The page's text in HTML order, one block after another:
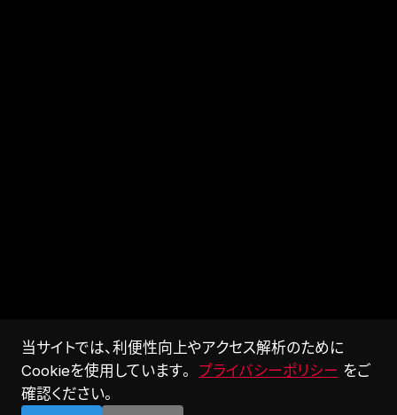
当サイトでは、利便性向上やアクセス解析のために
Cookieを使用しています。 プライバシーポリシー をご
確認ください。